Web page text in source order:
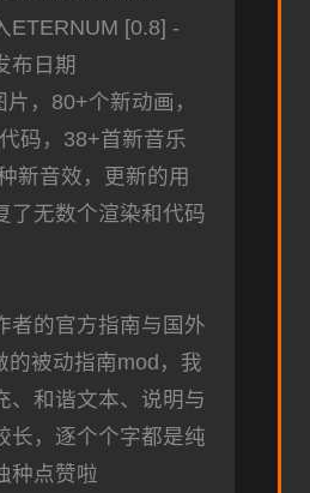
ETERNUM [0.8] -
布日期
，80+个新动画，
码，38+首新音乐
新音效，更新的用
了无数个渲染和代码
者的官方指南与国外
的被动指南mod，我
、和谐文本、说明与
长，逐个个字都是纯
种点赞啦